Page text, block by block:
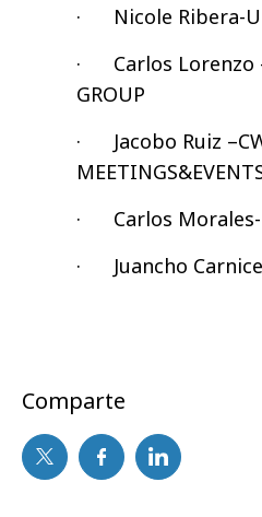
· Nicole Ribera-
· Carlos Lorenzo –
GROUP
· Jacobo Ruiz
· Carlos Morales-
· Juancho
Comparte